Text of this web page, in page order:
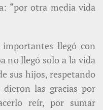
“por otra media vida
llegó con
no llegó solo a la vida
sus hijos, respetando
las gracias por
reír, por sumar